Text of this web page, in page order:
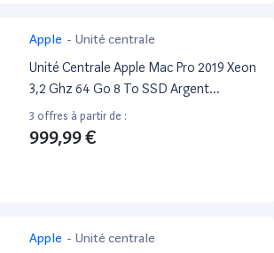
Apple - Unité centrale
Unité Centrale Apple Mac Pro 2019 Xeon
3,2 Ghz 64 Go 8 To SSD Argent
Reconditionné
3 offres à partir de :
999,99 €
Apple - Unité centrale